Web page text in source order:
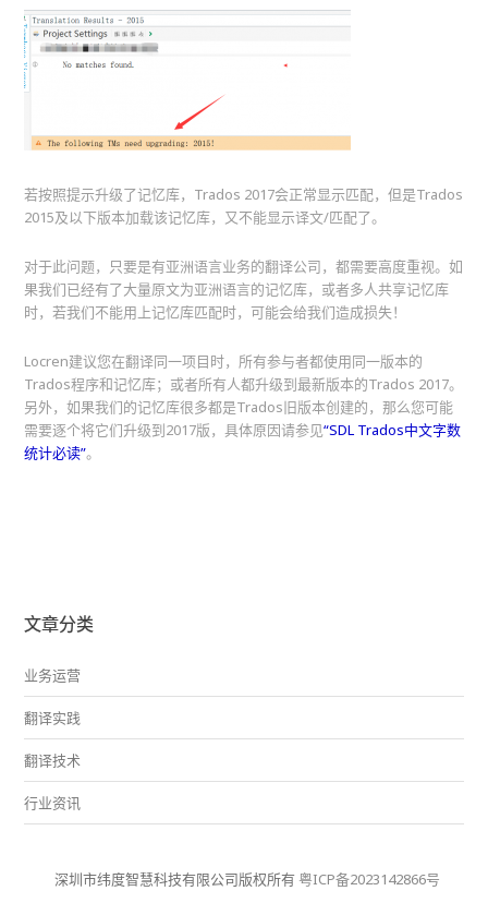
若按照提示升级了记忆库，Trados 2017会正常显示匹配，但是Trados
2015及以下版本加载该记忆库，又不能显示译文/匹配了。
对于此问题，只要是有亚洲语言业务的翻译公司，都需要高度重视。如
果我们已经有了大量原文为亚洲语言的记忆库，或者多人共享记忆库
时，若我们不能用上记忆库匹配时，可能会给我们造成损失！
Locren建议您在翻译同一项目时，所有参与者都使用同一版本的
Trados程序和记忆库；或者所有人都升级到最新版本的Trados 2017。
另外，如果我们的记忆库很多都是Trados旧版本创建的，那么您可能
需要逐个将它们升级到2017版，具体原因请参见“SDL Trados中文字数
统计必读”。
文章分类
业务运营
翻译实践
翻译技术
行业资讯
深圳市纬度智慧科技有限公司版权所有 粤ICP备2023142866号